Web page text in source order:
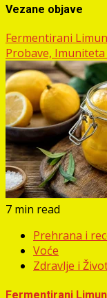
Vezane objave
Fermentirani
Probave,
7 min read
Prehrana i
Voće
Zdravlje i
Fermentirani